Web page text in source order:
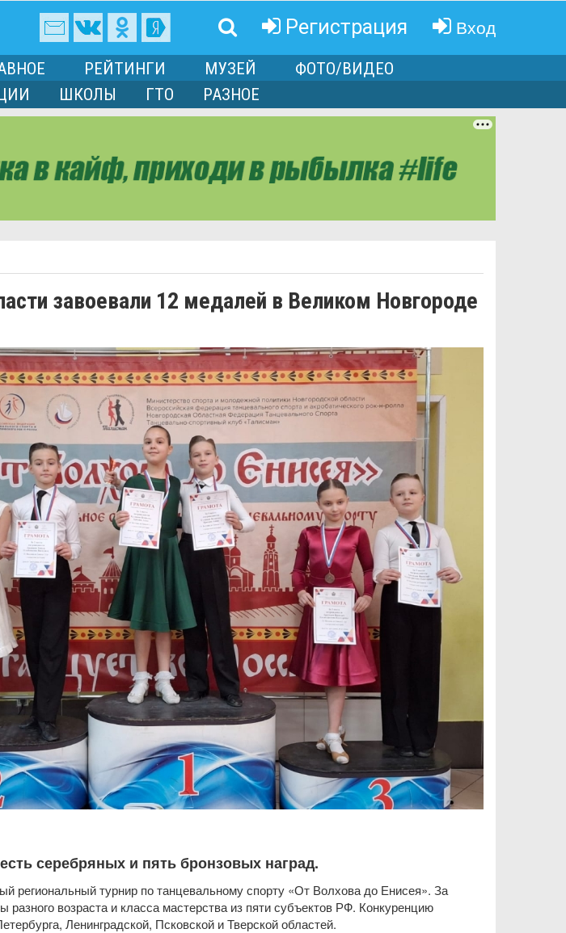
Регистрация Вход
РЕЙТИНГИ МУЗЕЙ
ФОТО/ВИДЕО
ШКОЛЫ ГТО РАЗНОЕ
завоевали 12 медалей в Великом Новгороде
серебряных и пять бронзовых наград.
региональный турнир по танцевальному спорту «От Волхова до Енисея». За
разного возраста и класса мастерства из пяти субъектов РФ. Конкуренцию
Ленинградской, Псковской и Тверской областей.